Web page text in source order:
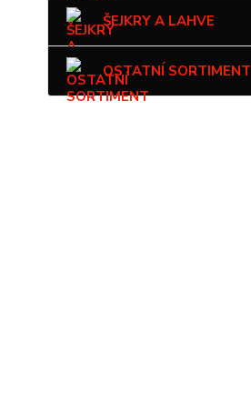
ŠEJKRY A LAHVE
OSTATNÍ SORTIMENT